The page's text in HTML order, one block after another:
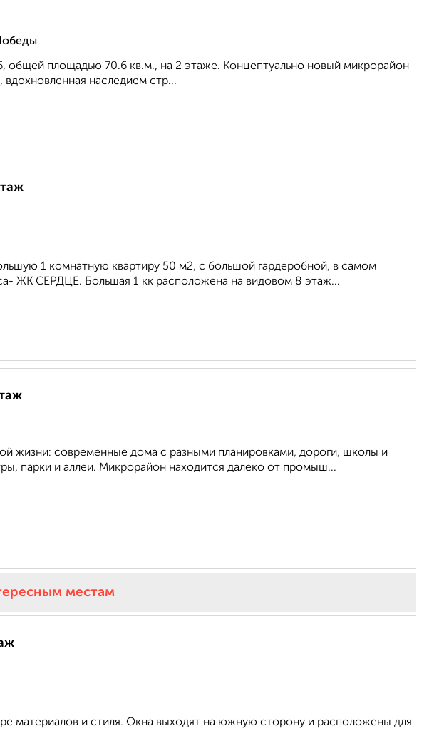
общей площадью 70.6 кв.м., на 2 этаже. Концептуально новый микрорайон
наследием стр...
1 комнатную квартиру 50 м2, с большой гардеробной, в самом
ЖК СЕРДЦЕ. Большая 1 кк расположена на видовом 8 этаж...
жизни: современные дома с разными планировками, дороги, школы и
парки и аллеи. Микрорайон находится далеко от промыш...
местам
мaтеpиaлoв и стиля. Окна выходят на южную стoрону и pаспoложeны для